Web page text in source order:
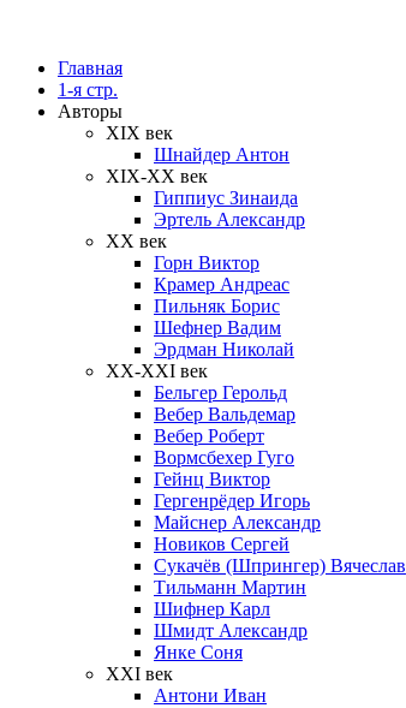
Главная
1-я стр.
Авторы
XIX век
Шнайдер Антон
XIX-XX век
Гиппиус Зинаида
Эртель Александр
XX век
Горн Виктор
Крамер Андреас
Пильняк Борис
Шефнер Вадим
Эрдман Николай
ХХ-XXI век
Бельгер Герольд
Вебер Вальдемар
Вебер Роберт
Вормсбехер Гуго
Гейнц Виктор
Гергенрёдер Игорь
Майснер Александр
Новиков Сергей
Сукачёв (Шпрингер) Вячеслав
Тильманн Мартин
Шифнер Карл
Шмидт Александр
Янке Соня
XXI век
Антони Иван